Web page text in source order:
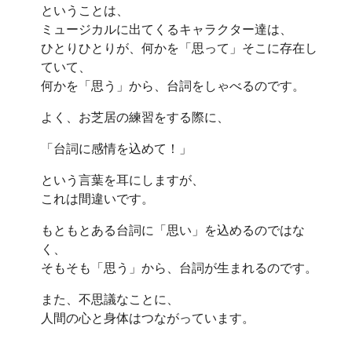
ということは、
ミュージカルに出てくるキャラクター達は、
ひとりひとりが、何かを「思って」そこに存在し
ていて、
何かを「思う」から、台詞をしゃべるのです。
よく、お芝居の練習をする際に、
「台詞に感情を込めて！」
という言葉を耳にしますが、
これは間違いです。
もともとある台詞に「思い」を込めるのではな
く、
そもそも「思う」から、台詞が生まれるのです。
また、不思議なことに、
人間の心と身体はつながっています。